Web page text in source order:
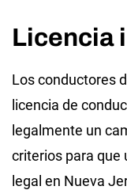
Licencia
Los conductores
licencia de
legalmente un
criterios para que
legal en Nueva